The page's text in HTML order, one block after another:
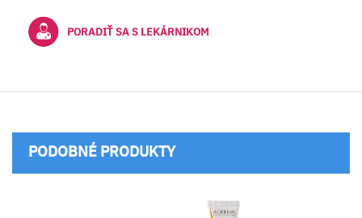
PORADIŤ SA S LEKÁRNIKOM
PODOBNÉ PRODUKTY